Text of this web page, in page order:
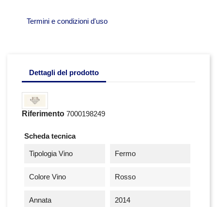
Termini e condizioni d'uso
Dettagli del prodotto
Riferimento 7000198249
Scheda tecnica
Tipologia Vino Fermo
Colore Vino Rosso
Annata 2014